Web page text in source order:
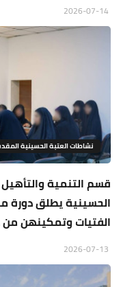
نشاطات العتبة الحسينية
قسم التنمية والتأهيل
الحسينية يطلق
الفتيات وتمكينهن